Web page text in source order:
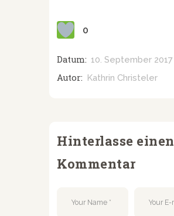
0
Datum: 10. September 2017
Autor: Kathrin Christeler
Hinterlasse einen
Kommentar